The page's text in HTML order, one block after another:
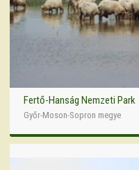
Fertő-Hanság Nemzeti Park
Győr-Moson-Sopron megye